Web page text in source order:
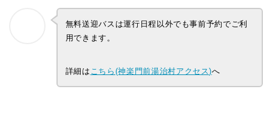
無料送迎バスは運行日程以外でも事前予約でご利
用できます。
詳細は こちら(神楽門前湯治村アクセス)へ